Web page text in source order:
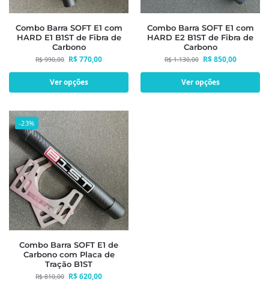
Combo Barra SOFT E1 com
HARD E1 B1ST de Fibra de
Carbono
R$990,00 R$770,00
Ver opções
Combo Barra SOFT E1 com
HARD E2 B1ST de Fibra de
Carbono
R$1.130,00 R$850,00
Ver opções
-23%
Combo Barra SOFT E1 de
Carbono com Placa de
Tração B1ST
R$810,00 R$620,00